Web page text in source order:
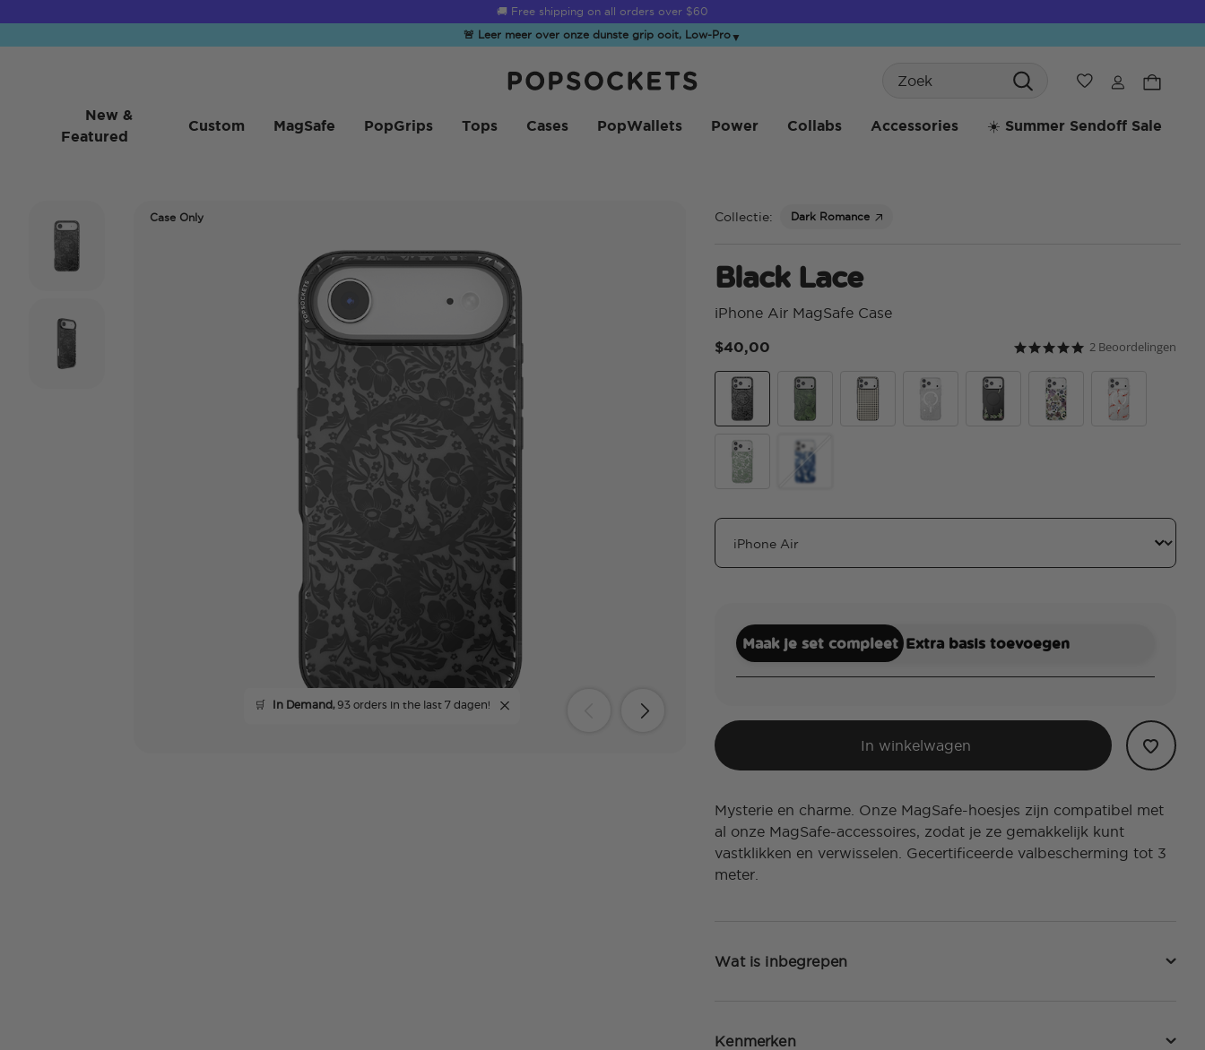
Summer Sendoff Sale is on 🚨 Up to 60% off
🚨 Leer meer over onze dunste grip ooit, Low-Pro▼
Verlanglijst
New &
Featured
Custom MagSafe PopGrips Tops Cases PopWallets Power Collabs Accessories ☀️ Summer Sendoff Sale
Case Only
🛒 In Demand,93 orders in the last 7 dagen!
Collectie: Dark Romance
Black Lace
iPhone Air MagSafe Case
$40,00 3,9 van 5 klantbeoordeling
5.0 star rating2 Beoordelingen
Maak je set compleet Extra basis toevoegen
In winkelwagen
Mysterie en charme. Onze MagSafe-hoesjes zijn compatibel met
al onze MagSafe-accessoires, zodat je ze gemakkelijk kunt
vastklikken en verwisselen. Gecertificeerde valbescherming tot 3
meter.
Wat is inbegrepen
Kenmerken